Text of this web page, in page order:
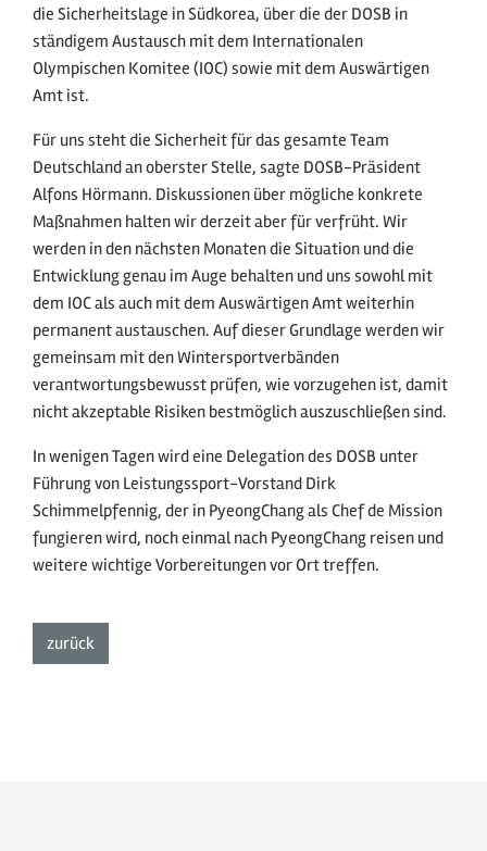
die Sicherheitslage in Südkorea, über die der DOSB in
ständigem Austausch mit dem Internationalen
Olympischen Komitee (IOC) sowie mit dem Auswärtigen
Amt ist.
Für uns steht die Sicherheit für das gesamte Team
Deutschland an oberster Stelle, sagte DOSB-Präsident
Alfons Hörmann. Diskussionen über mögliche konkrete
Maßnahmen halten wir derzeit aber für verfrüht. Wir
werden in den nächsten Monaten die Situation und die
Entwicklung genau im Auge behalten und uns sowohl mit
dem IOC als auch mit dem Auswärtigen Amt weiterhin
permanent austauschen. Auf dieser Grundlage werden wir
gemeinsam mit den Wintersportverbänden
verantwortungsbewusst prüfen, wie vorzugehen ist, damit
nicht akzeptable Risiken bestmöglich auszuschließen sind.
In wenigen Tagen wird eine Delegation des DOSB unter
Führung von Leistungssport-Vorstand Dirk
Schimmelpfennig, der in PyeongChang als Chef de Mission
fungieren wird, noch einmal nach PyeongChang reisen und
weitere wichtige Vorbereitungen vor Ort treffen.
zurückzur Listenansicht